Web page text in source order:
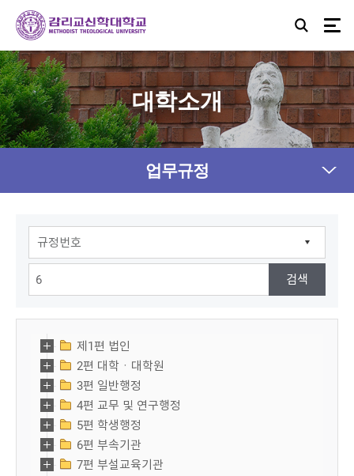
대학소개
업무규정
제1편 법인
2편 대학ㆍ대학원
3편 일반행정
4편 교무 및 연구행정
5편 학생행정
6편 부속기관
7편 부설교육기관